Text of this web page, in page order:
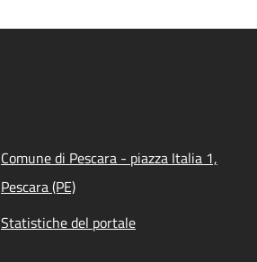
Comune di Pescara - piazza Italia 1,
Pescara (PE)
Statistiche del portale